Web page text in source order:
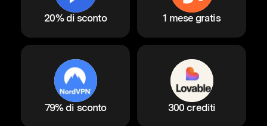
20% di sconto 1 mese gratis
79% di sconto 300 crediti